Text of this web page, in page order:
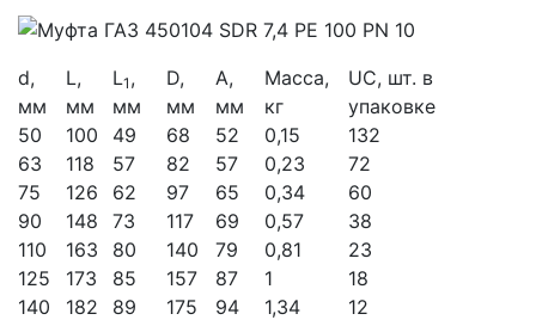
d,
мм
L,
мм
L1 ,
мм
D,
мм
A,
мм
Масса,
кг
UC, шт. в
упаковке
50
63
75
90
110
125
140
100
118
126
148
163
173
182
49
57
62
73
80
85
89
68
82
97
117
140
157
175
52
57
65
69
79
87
94
0,15
0,23
0,34
0,57
0,81
1
1,34
132
72
60
38
23
18
12